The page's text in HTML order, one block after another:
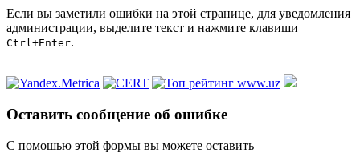
Если вы заметили ошибки на этой странице, для уведомления
администрации, выделите текст и нажмите клавиши
Ctrl+Enter.
Оставить сообщение об ошибке
С помошью этой формы вы можете оставить